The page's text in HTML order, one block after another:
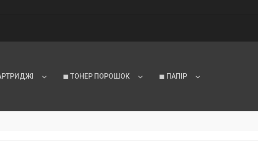
◼ ТОНЕР ПОРОШОК ◼ ПАПІР